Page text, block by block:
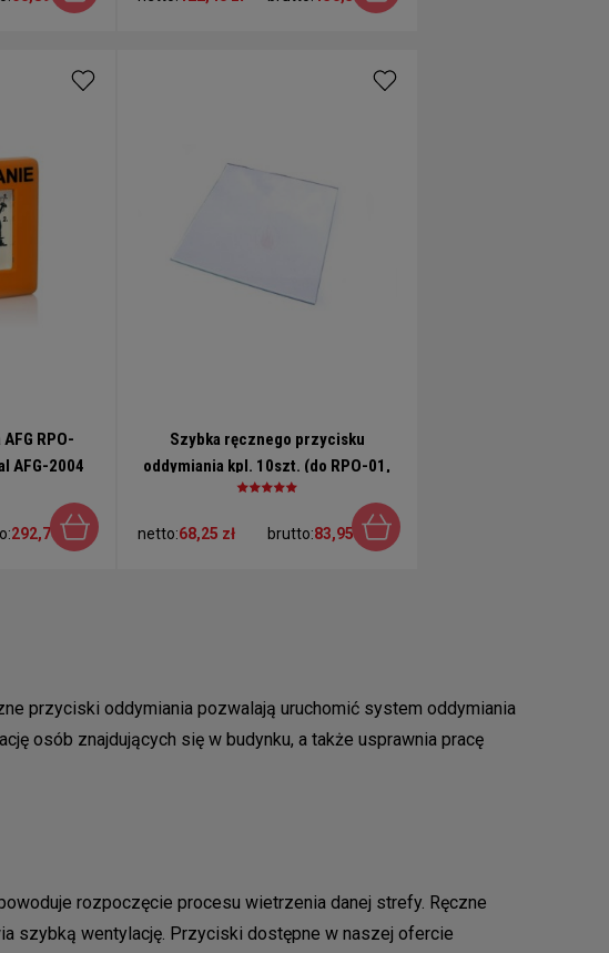
RPO-
AFG-2004
292,74 zł
Szybka ręcznego przycisku
oddymiania kpl. 10szt. (do RPO-01,
RPO-02, RPO-02/7P)
netto:68,25 zł brutto:83,95 zł
przyciski oddymiania pozwalają uruchomić system oddymiania
osób znajdujących się w budynku, a także usprawnia pracę
rozpoczęcie procesu wietrzenia danej strefy. Ręczne
szybką wentylację. Przyciski dostępne w naszej ofercie